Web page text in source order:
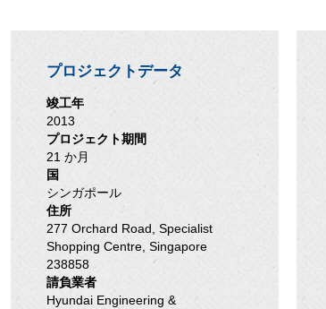
プロジェクトデータ
竣工年
2013
プロジェクト期間
21 か月
国
シンガポール
住所
277 Orchard Road, Specialist
Shopping Centre, Singapore
238858
請負業者
Hyundai Engineering &